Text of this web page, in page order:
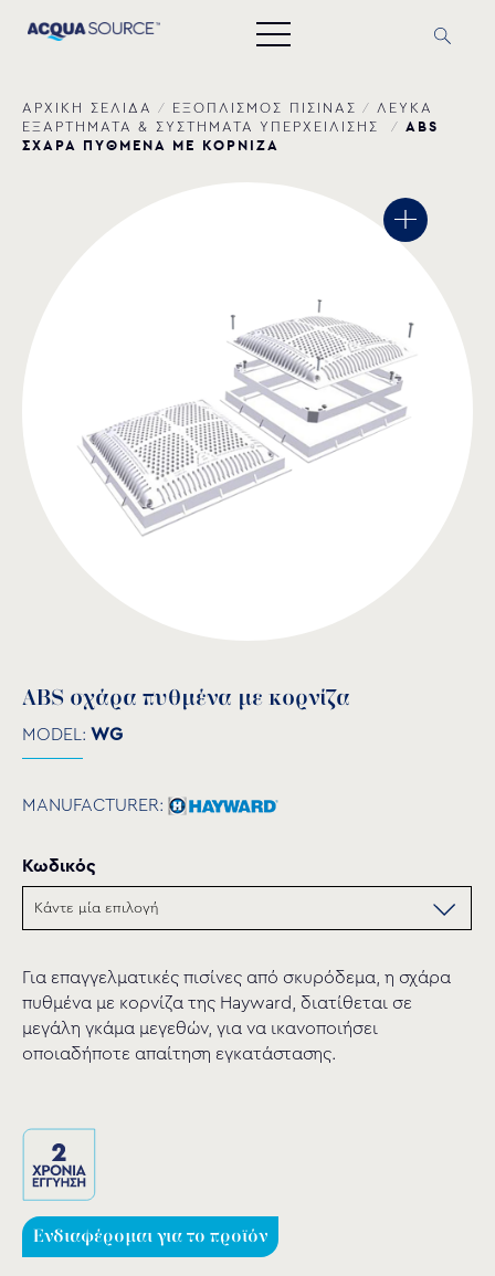
ΑΡΧΙΚΗ ΣΕΛΙΔΑ / ΕΞΟΠΛΙΣΜΟΣ ΠΙΣΙΝΑΣ /
ΛΕΥΚΑ
ΕΞΑΡΤΗΜΑΤΑ & ΣΥΣΤΗΜΑΤΑ ΥΠΕΡΧΕΙΛΙΣΗΣ
/ ABS
ΣΧΑΡΑ ΠΥΘΜΕΝΑ ΜΕ ΚΟΡΝΙΖΑ
ABS σχάρα πυθμένα με κορνίζα
MODEL: WG
MANUFACTURER:
Κωδικός
Για επαγγελματικές πισίνες από σκυρόδεμα, η σχάρα
πυθμένα με κορνίζα της Hayward, διατίθεται σε
μεγάλη γκάμα μεγεθών, για να ικανοποιήσει
οποιαδήποτε απαίτηση εγκατάστασης.
Ενδιαφέρομαι για το προϊόν